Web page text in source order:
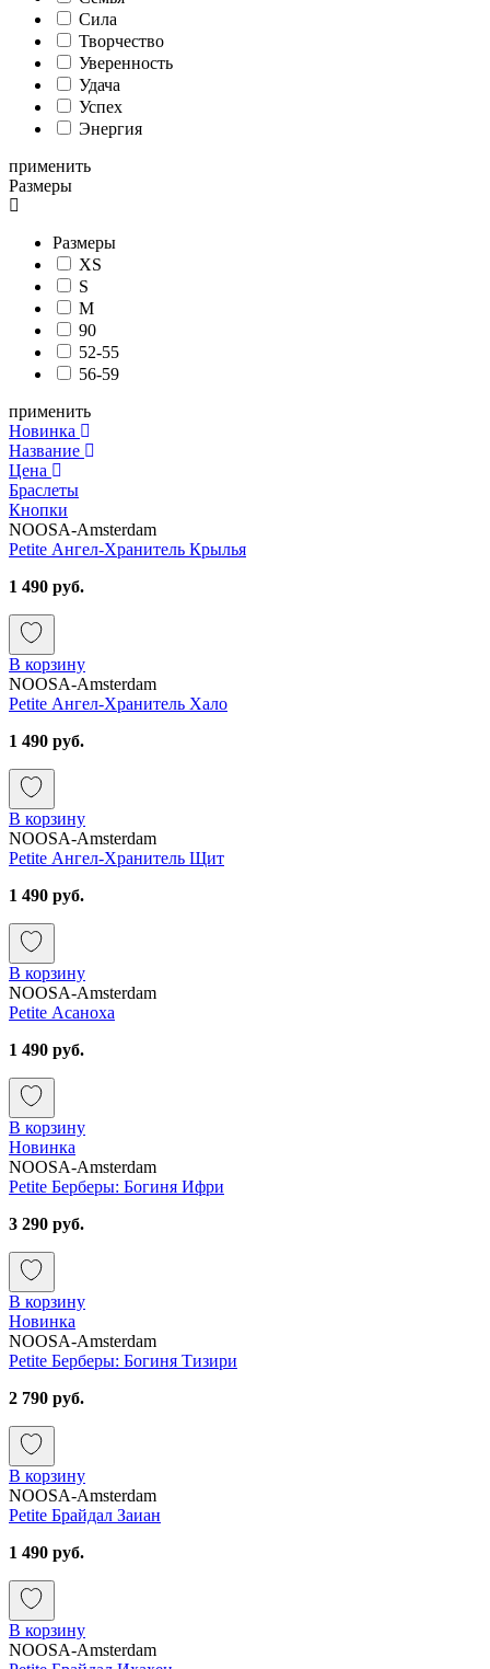
Сила
Творчество
Уверенность
Удача
Успех
Энергия
применить
Размеры
Размеры
XS
S
M
90
52-55
56-59
применить
Новинка
Название
Цена
Браслеты
Кнопки
NOOSA-Amsterdam
Petite Ангел-Хранитель Крылья
1 490 руб.
В корзину
NOOSA-Amsterdam
Petite Ангел-Хранитель Хало
1 490 руб.
В корзину
NOOSA-Amsterdam
Petite Ангел-Хранитель Щит
1 490 руб.
В корзину
NOOSA-Amsterdam
Petite Асаноха
1 490 руб.
В корзину
Новинка
NOOSA-Amsterdam
Petite Берберы: Богиня Ифри
3 290 руб.
В корзину
Новинка
NOOSA-Amsterdam
Petite Берберы: Богиня Тизири
2 790 руб.
В корзину
NOOSA-Amsterdam
Petite Брайдал Заиан
1 490 руб.
В корзину
NOOSA-Amsterdam